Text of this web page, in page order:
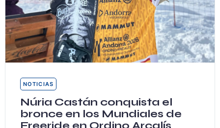
NOTICIAS
Núria Castán conquista el
bronce en los Mundiales de